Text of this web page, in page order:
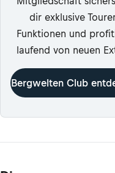
dir exklusive
Funktionen und
laufend von neuen
Bergwelten Club